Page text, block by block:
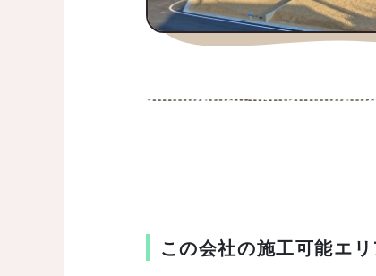
この会社の施工可能エ